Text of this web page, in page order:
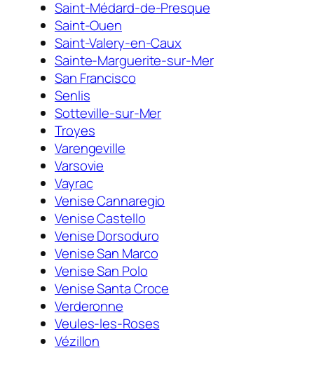
Saint-Médard-de-Presque
Saint-Ouen
Saint-Valery-en-Caux
Sainte-Marguerite-sur-Mer
San Francisco
Senlis
Sotteville-sur-Mer
Troyes
Varengeville
Varsovie
Vayrac
Venise Cannaregio
Venise Castello
Venise Dorsoduro
Venise San Marco
Venise San Polo
Venise Santa Croce
Verderonne
Veules-les-Roses
Vézillon